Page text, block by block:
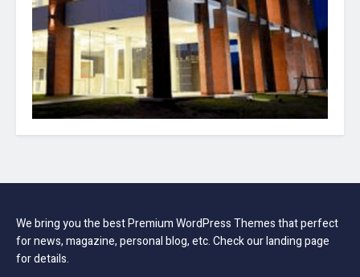
We bring you the best Premium WordPress Themes that perfect
for news, magazine, personal blog, etc. Check our landing page
for details.